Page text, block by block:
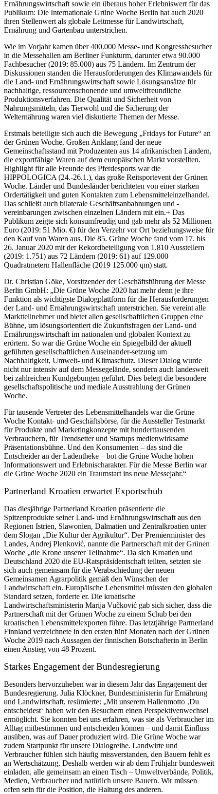
Ernährungswirtschaft sowie ein überaus hoher Erlebniswert für das
Publikum: Die Internationale Grüne Woche Berlin hat auch 2020
ihren Stellenwert als globale Leitmesse für Landwirtschaft,
Ernährung und Gartenbau unterstrichen.
Wie im Vorjahr kamen über 400.000 Messe- und Kongressbesucher
in die Messehallen am Berliner Funkturm, darunter etwa 90.000
Fachbesucher (2019: 85.000) aus 75 Ländern. Im Zentrum der
Diskussionen standen die Herausforderungen des Klimawandels für
die Land- und Ernährungswirtschaft sowie Lösungsansätze für
nachhaltige, ressourcenschonende und umweltfreundliche
Produktionsverfahren. Die Qualität und Sicherheit von
Nahrungsmitteln, das Tierwohl und die Sicherung der
Welternährung waren viel diskutierte Themen der Messe.
Erstmals beteiligte sich auch die Bewegung „Fridays for Future“ an
der Grünen Woche. Großen Anklang fand der neue
Gemeinschaftsstand mit Produzenten aus 14 afrikanischen Ländern,
die exportfähige Waren auf dem europäischen Markt vorstellten.
Highlight für alle Freunde des Pferdesports war die
HIPPOLOGICA (24.-26.1.), das große Reitsportevent der Grünen
Woche. Länder und Bundesländer berichteten von einer starken
Ordertätigkeit und guten Kontakten zum Lebensmitteleinzelhandel.
Das schließt auch bilaterale Geschäftsanbahnungen und -
vereinbarungen zwischen einzelnen Ländern mit ein.+ Das
Publikum zeigte sich konsumfreudig und gab mehr als 52 Millionen
Euro (2019: 51 Mio. €) für den Verzehr vor Ort beziehungsweise für
den Kauf von Waren aus. Die 85. Grüne Woche fand vom 17. bis
26. Januar 2020 mit der Rekordbeteiligung von 1.810 Ausstellern
(2019: 1.751) aus 72 Ländern (2019: 61) auf 129.000
Quadratmetern Hallenfläche (2019 125.000 qm) statt.
Dr. Christian Göke, Vorsitzender der Geschäftsführung der Messe
Berlin GmbH: „Die Grüne Woche 2020 hat mehr denn je ihre
Funktion als wichtigste Dialogplattform für die Herausforderungen
der Land- und Ernährungswirtschaft unterstrichen. Sie vereint alle
Marktteilnehmer und bietet allen gesellschaftlichen Gruppen eine
Bühne, um lösungsorientiert die Zukunftsfragen der Land- und
Ernährungswirtschaft im nationalen und globalen Kontext zu
erörtern. So war die Grüne Woche ein Spiegelbild der aktuell
geführten gesellschaftlichen Auseinander-setzung um
Nachhaltigkeit, Umwelt- und Klimaschutz. Dieser Dialog wurde
nicht nur intensiv auf dem Messegelände, sondern auch landesweit
bei zahlreichen Kundgebungen geführt. Dies belegt die besondere
gesellschaftspolitische und mediale Ausstrahlung der Grünen
Woche.
Für tausende Vertreter des Lebensmittelhandels war die Grüne
Woche Kontakt- und Geschäftsbörse, für die Aussteller Testmarkt
für Produkte und Marketingkonzepte mit hunderttausenden
Verbrauchern, für Trendsetter und Startups medienwirksame
Präsentationsbühne. Und den Konsumenten – das sind die
Entscheider an der Ladentheke – bot die Grüne Woche hohen
Informationswert und Erlebnischarakter. Für die Messe Berlin war
die Grüne Woche 2020 ein Traumstart ins neue Messejahr.“
Partnerland Kroatien erwartet Exportschub
Das diesjährige Partnerland Kroatien präsentierte die
Spitzenprodukte seiner Land- und Ernährungswirtschaft aus den
Regionen Istrien, Slawonien, Dalmatien und Zentralkroatien unter
dem Slogan „Die Kultur der Agrikultur“. Der Premierminister des
Landes, Andrej Plenković, nannte die Partnerschaft mit der Grünen
Woche „die Krone unserer Teilnahme“. Da sich Kroatien und
Deutschland 2020 die EU-Ratspräsidentschaft teilten, setzten sie
sich auch gemeinsam für die Verabschiedung der neuen
Gemeinsamen Agrarpolitik gemäß den Wünschen der
Landwirtschaft ein. Europäische Lebensmittel müssten den globalen
Standard setzen, forderte er. Die kroatische
Landwirtschaftsministerin Marija Vučković gab sich sicher, dass die
Partnerschaft mit der Grünen Woche zu einem Schub bei den
kroatischen Lebensmittelexporten führe. Das letztjährige Partnerland
Finnland verzeichnete in den ersten fünf Monaten nach der Grünen
Woche 2019 nach Aussagen der finnischen Botschafterin in Berlin
einen Anstieg von 48 Prozent.
Starkes Engagement der Bundesregierung
Besonders hervorzuheben war in diesem Jahr das Engagement der
Bundesregierung. Julia Klöckner, Bundesministerin für Ernährung
und Landwirtschaft, resümierte: „Mit unserem Hallenmotto ‚Du
entscheidest‘ haben wir den Besuchern einen Perspektivenwechsel
ermöglicht. Sie konnten bei uns erfahren, was sie als Verbraucher im
Alltag mitbestimmen und entscheiden können – und damit Einfluss
ausüben, was auf Dauer produziert wird. Die Grüne Woche war
zudem Startpunkt für unsere Dialogreihe. Landwirte und
Verbraucher fühlen sich häufig missverstanden, den Bauern fehlt es
an Wertschätzung. Deshalb werden wir ab dem Frühjahr bundesweit
einladen, alle gemeinsam an einen Tisch – Umweltverbände, Politik,
Medien, Verbraucher und natürlich unsere Bauern. Wir müssen
offen sein für die Position, die Haltung des anderen.